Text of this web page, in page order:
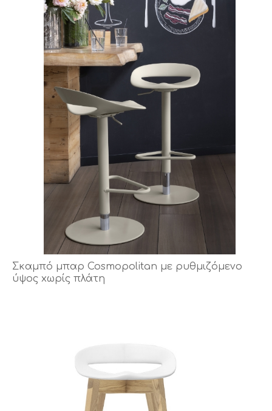
Σκαμπό μπαρ Cosmopolitan με ρυθμιζόμενο
ύψος xωρίς πλάτη